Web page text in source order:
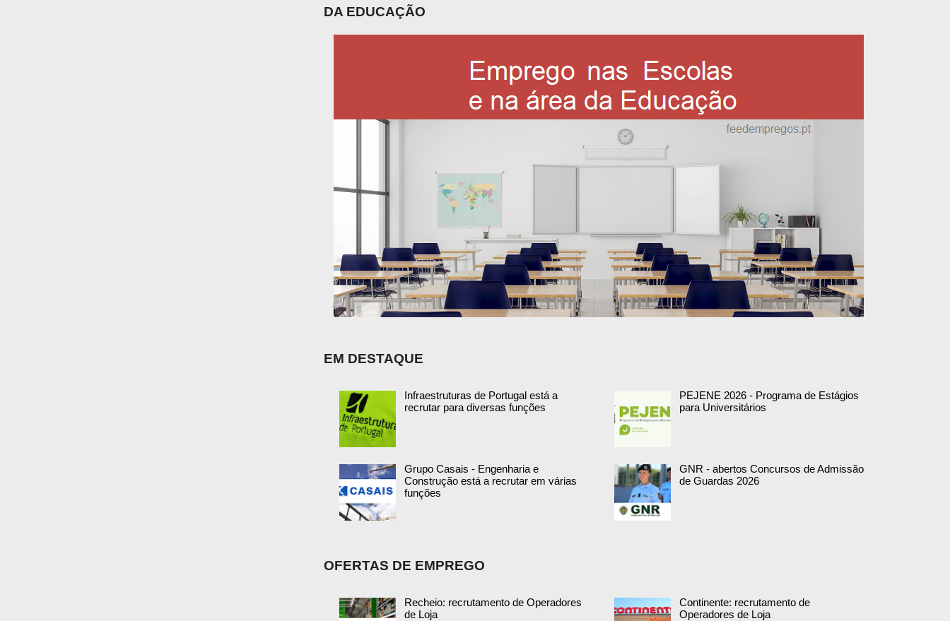
DA EDUCAÇÃO
EM DESTAQUE
Infraestruturas de Portugal está a
recrutar para diversas funções
Grupo Casais - Engenharia e
Construção está a recrutar em várias
funções
PEJENE 2026 - Programa de Estágios
para Universitários
GNR - abertos Concursos de Admissão
de Guardas 2026
OFERTAS DE EMPREGO
Recheio: recrutamento de Operadores
de Loja
Continente: recrutamento de
Operadores de Loja